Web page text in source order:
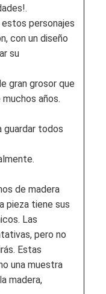
personajes
con un diseño
su
gran grosor que
años.
guardar todos
de madera
pieza tiene sus
Las
pero no
Estas
una muestra
madera,